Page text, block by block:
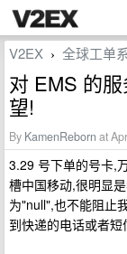
V2EX › 全球工单
对 EMS 的
望!
By KamenReborn at
3.29 号下单的号卡,
槽中国移动,很明显
为"null",也不能阻止
到快递的电话或者短